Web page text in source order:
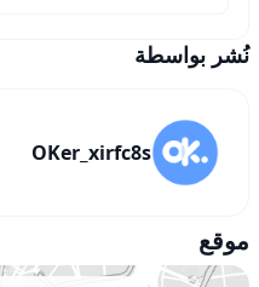
نُشر بواسطة
OKer_xirfc8s
موقع